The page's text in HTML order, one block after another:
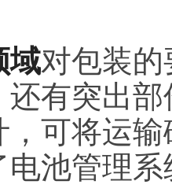
域对包装
有突出
，可将运
池管理